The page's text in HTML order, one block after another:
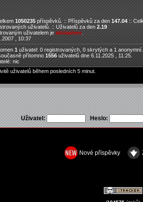
1050235příspěvků. :: Příspěvků za den147.04::
uživatelů. :: Uživatelů za den2.19
uživatelem jealiciaalves
, 10:37
1 uživatel: 0 registrovaných, 0 skrytých a 1
přítomno 1556 uživatelů dne 6.11.2025 , 11:25.
nic
uživatelů během posledních 5 minut.
Uživatel: Heslo:
Nové příspěvky